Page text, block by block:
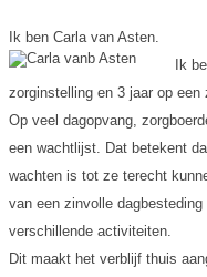
Ik ben Carla van Asten.
Ik
zorginstelling en 3 jaar op een
Op veel dagopvang,
een wachtlijst. Dat betekent
wachten is tot ze terecht
van een zinvolle
verschillende activiteiten.
Dit maakt het verblijf thuis